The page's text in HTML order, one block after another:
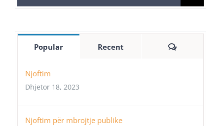
for:
Popular Recent Comments
Njoftim
Dhjetor 18, 2023
Njoftim për mbrojtje publike